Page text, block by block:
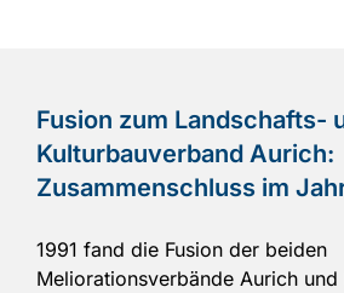
Fusion zum Landschafts-
Kulturbauverband Aurich:
Zusammenschluss im
1991 fand die Fusion der beiden
Meliorationsverbände Aurich